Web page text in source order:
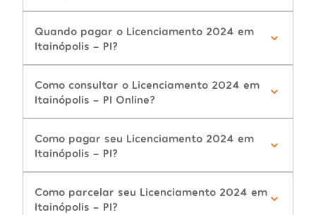
Quando pagar o Licenciamento 2024 em
Itainópolis - PI?
Como consultar o Licenciamento 2024 em
Itainópolis - PI Online?
Como pagar seu Licenciamento 2024 em
Itainópolis - PI?
Como parcelar seu Licenciamento 2024 em
Itainópolis - PI?